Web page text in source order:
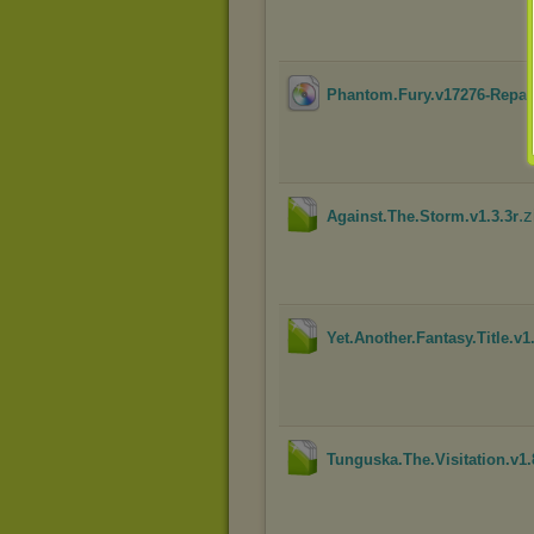
Phantom.Fury.v17276-Repack
Against.The.Storm.v1.3.3r